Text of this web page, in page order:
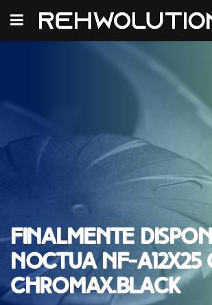
Finalmente
Noctua NF-A12x25
chromax.black